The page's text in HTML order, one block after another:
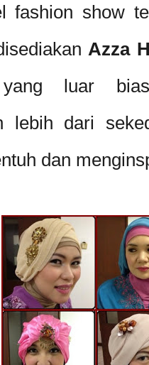
fashion show
Azza
yang luar
lebih dari
dan